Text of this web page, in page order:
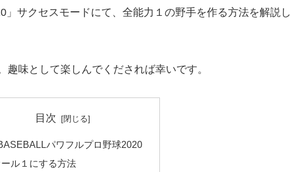
」サクセスモードにて、全能力１の野手を作る方法を解説し
味として楽しんでくだされば幸いです。
目次
パワフルプロ野球2020
ル１にする方法